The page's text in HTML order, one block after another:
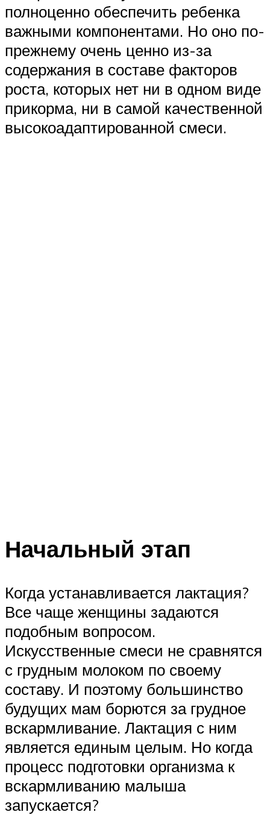
полноценно обеспечить ребенка
важными компонентами. Но оно по-
прежнему очень ценно из-за
содержания в составе факторов
роста, которых нет ни в одном виде
прикорма, ни в самой качественной
высокоадаптированной смеси.
Начальный этап
Когда устанавливается лактация?
Все чаще женщины задаются
подобным вопросом.
Искусственные смеси не сравнятся
с грудным молоком по своему
составу. И поэтому большинство
будущих мам борются за грудное
вскармливание. Лактация с ним
является единым целым. Но когда
процесс подготовки организма к
вскармливанию малыша
запускается?